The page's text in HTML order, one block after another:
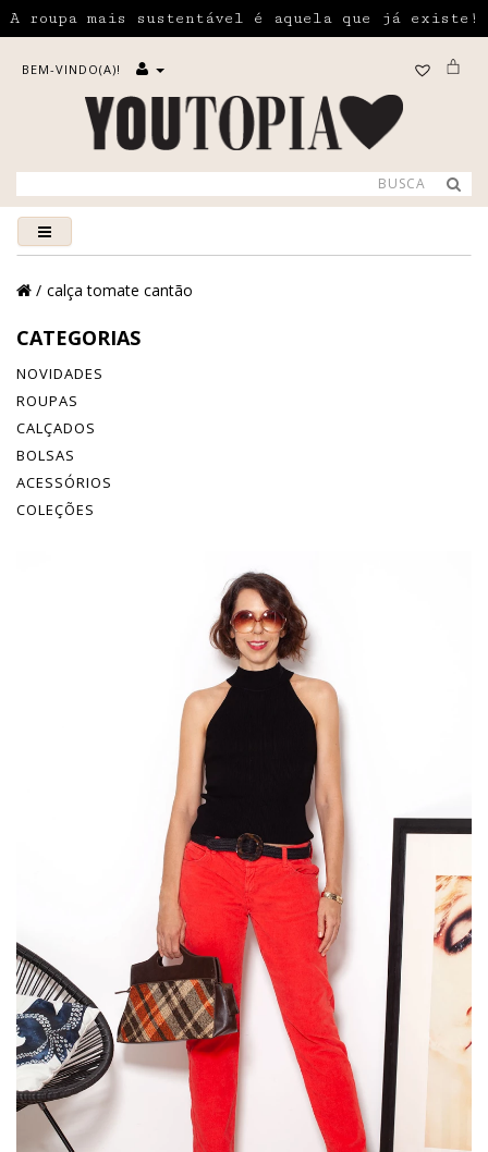
A roupa mais sustentável é aquela que já existe!
BEM-VINDO(A)!
calça tomate cantão
CATEGORIAS
NOVIDADES
ROUPAS
CALÇADOS
BOLSAS
ACESSÓRIOS
COLEÇÕES